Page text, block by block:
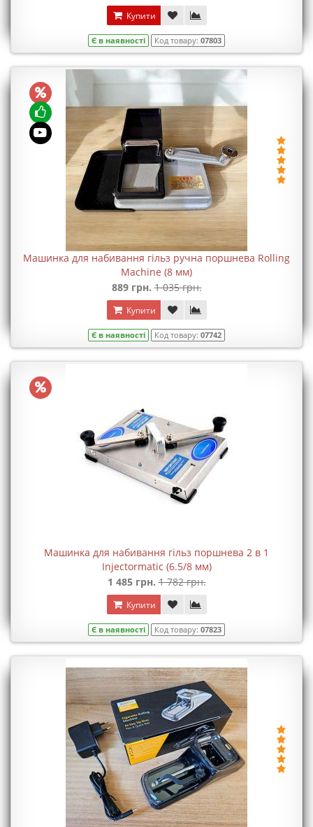
Купити
Є в наявності Код товару: 07803
Машинка для набивання гільз ручна поршнева Rolling
Machine (8 мм)
889 грн. 1 035 грн.
Купити
Є в наявності Код товару: 07742
Машинка для набивання гільз поршнева 2 в 1
Injectormatic (6.5/8 мм)
1 485 грн. 1 782 грн.
Купити
Є в наявності Код товару: 07823